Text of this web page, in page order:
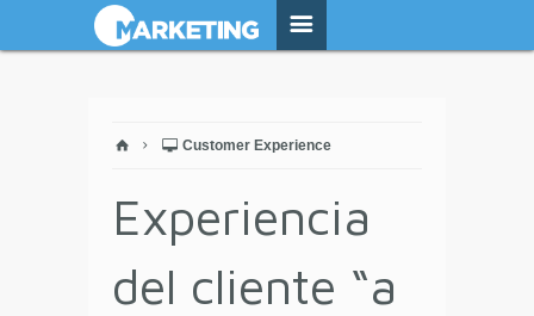
Customer Experience
Experiencia
del cliente “a